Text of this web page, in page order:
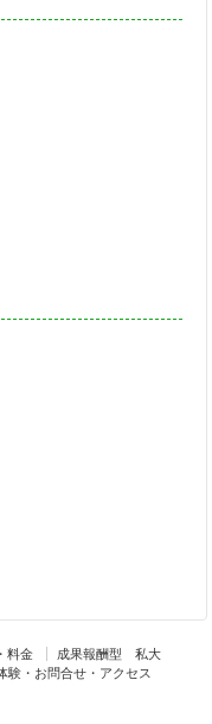
料金
成果報酬型 私大
験・お問合せ・アクセス